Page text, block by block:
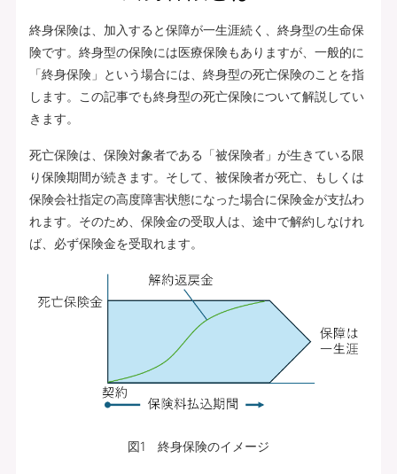
終身保険は、加入すると保障が一生涯続く、終身型の生命保
険です。終身型の保険には医療保険もありますが、一般的に
「終身保険」という場合には、終身型の死亡保険のことを指
します。この記事でも終身型の死亡保険について解説してい
きます。
死亡保険は、保険対象者である「被保険者」が生きている限
り保険期間が続きます。そして、被保険者が死亡、もしくは
保険会社指定の高度障害状態になった場合に保険金が支払わ
れます。そのため、保険金の受取人は、途中で解約しなけれ
ば、必ず保険金を受取れます。
図1 終身保険のイメージ